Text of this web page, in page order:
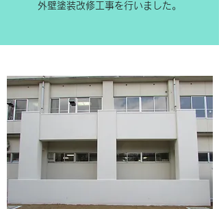
​​外壁塗装改修工事を行いました。